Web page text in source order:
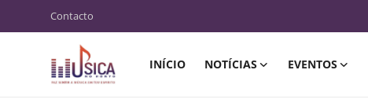
Contacto
INÍCIO NOTÍCIAS EVENTOS